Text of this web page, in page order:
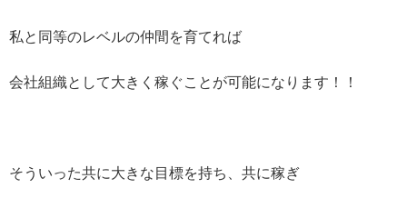
私と同等のレベルの仲間を育てれば
会社組織として大きく稼ぐことが可能になります！！
そういった共に大きな目標を持ち、共に稼ぎ